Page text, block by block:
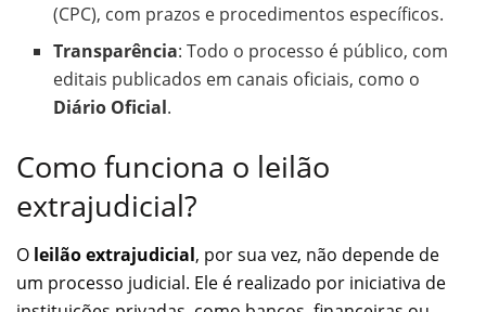
(CPC), com prazos e procedimentos específicos.
Transparência: Todo o processo é público, com
editais publicados em canais oficiais, como o
Diário Oficial.
Como funciona o leilão
extrajudicial?
O leilão extrajudicial, por sua vez, não depende de
um processo judicial. Ele é realizado por iniciativa de